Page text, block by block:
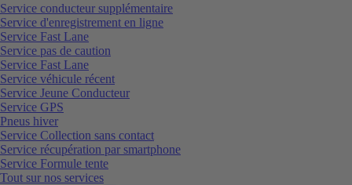
Service conducteur supplémentaire
Service d'enregistrement en ligne
Service Fast Lane
Service pas de caution
Service Fast Lane
Service véhicule récent
Service Jeune Conducteur
Service GPS
Pneus hiver
Service Collection sans contact
Service récupération par smartphone
Service Formule tente
Tout sur nos services